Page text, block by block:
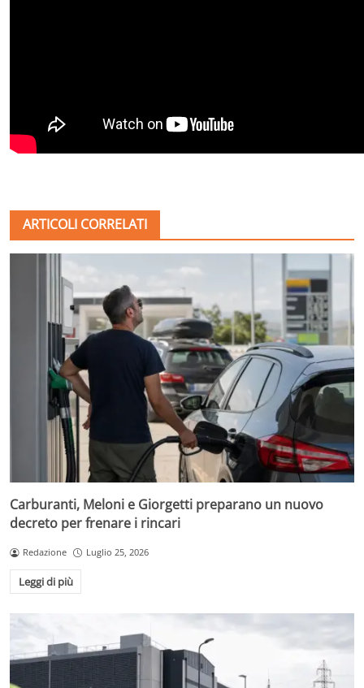
ARTICOLI CORRELATI
Carburanti, Meloni e Giorgetti preparano un nuovo
decreto per frenare i rincari
Redazione Luglio 25, 2026
Leggi di più